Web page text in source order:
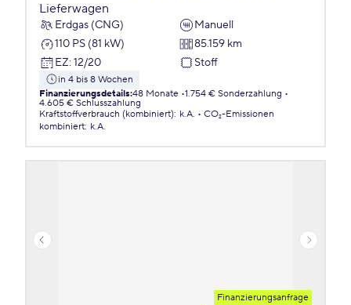
Lieferwagen
Erdgas (CNG)
Manuell
110 PS (81 kW)
85.159 km
EZ: 12/20 Stoff
in 4 bis 8 Wochen
Finanzierungsdetails:48 Monate 1.754 € Sonderzahlung
4.605 € Schlusszahlung
Kraftstoffverbrauch (kombiniert): k.A.
CO₂-Emissionen
kombiniert: k.A.
Finanzierungsanfrage